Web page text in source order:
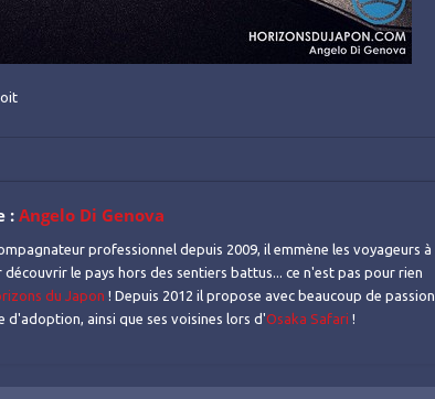
: Angelo Di Genova
professionnel depuis 2009, il emmène les voyageurs à
le pays hors des sentiers battus... ce n'est pas pour rien
du Japon ! Depuis 2012 il propose avec beaucoup de passion
d'adoption, ainsi que ses voisines lors d'Osaka Safari !